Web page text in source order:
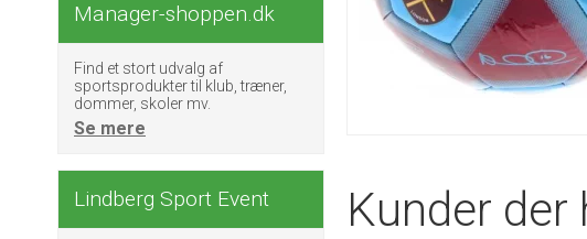
Manager-shoppen.dk
Find et stort udvalg af
sportsprodukter til klub, træner,
dommer, skoler mv.
Se mere
Lindberg Sport Event Kunder